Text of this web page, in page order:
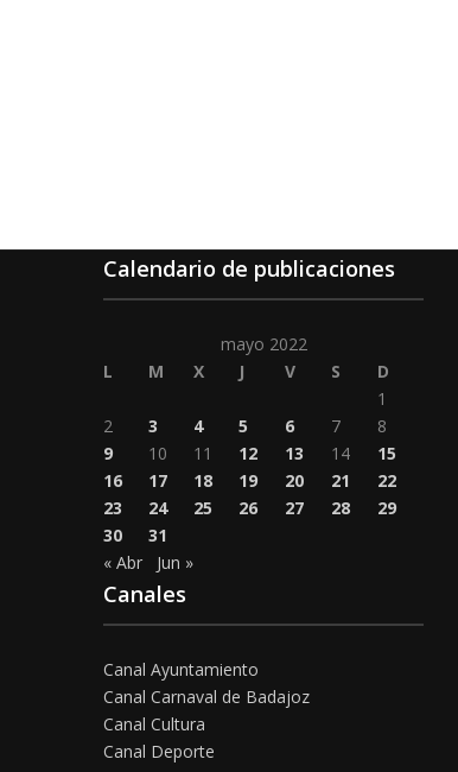
Calendario de publicaciones
mayo 2022
L
M X J V S
D
1
2
3 4 5 6 7
8
9
10 11 12 13 14
15
16
17 18 19 20 21
22
23
24 25 26 27 28
29
30
31
« Abr
Jun »
Canales
Canal Ayuntamiento
Canal Carnaval de Badajoz
Canal Cultura
Canal Deporte